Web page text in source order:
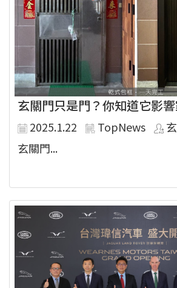
玄關門只是門？你知道它影
2025.1.22 TopNews
玄關門...